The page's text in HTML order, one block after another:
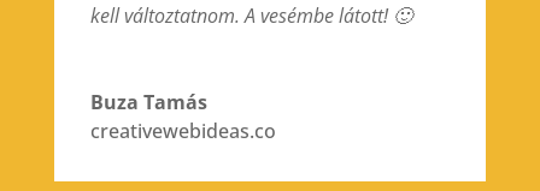
kell változtatnom. A vesémbe látott! 🙂
Buza Tamás
creativewebideas.co